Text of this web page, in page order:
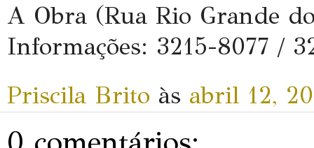
A Obra (Rua Rio Grande
Informações: 3215-8077 /
Priscila Brito às abril 12,